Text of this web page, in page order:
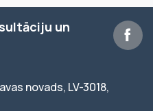
un
novads, LV-3018,